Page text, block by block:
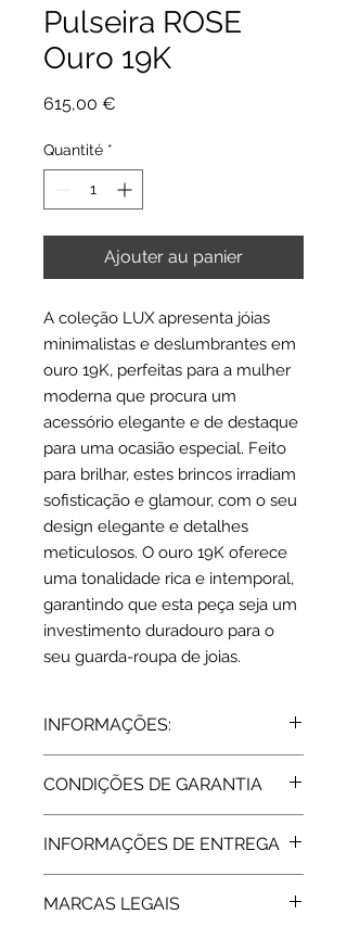
Pulseira ROSE
Ouro 19K
615,00 €
Quantité *
Ajouter au panier
A coleção LUX apresenta jóias
minimalistas e deslumbrantes em
ouro 19K, perfeitas para a mulher
moderna que procura um
acessório elegante e de destaque
para uma ocasião especial. Feito
para brilhar, estes brincos irradiam
sofisticação e glamour, com o seu
design elegante e detalhes
meticulosos. O ouro 19K oferece
uma tonalidade rica e intemporal,
garantindo que esta peça seja um
investimento duradouro para o
seu guarda-roupa de joias.
INFORMAÇÕES:
Dimensões: C: 18 cm (0.3 x 0.8 cm )
Características: 2 Zircónias | branco+
rosa
Peso: 1.5 grs
CONDIÇÕES DE GARANTIA
do Ouro estão abrangidos pela
Garantia de Fabricante, de 2 Anos,
assegurada pelas respetivas
INFORMAÇÕES DE ENTREGA
MARCAS LEGAIS